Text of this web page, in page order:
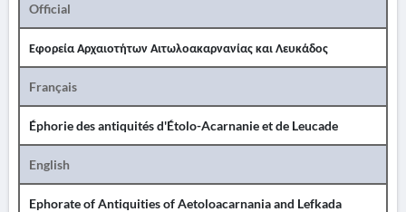
Official
Εφορεία Αρχαιοτήτων Αιτωλοακαρνανίας και Λευκάδος
Français
Éphorie des antiquités d'Étolo-Acarnanie et de Leucade
English
Ephorate of Antiquities of Aetoloacarnania and Lefkada